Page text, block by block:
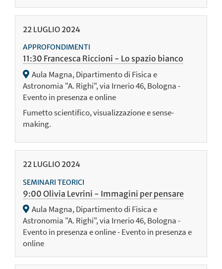
22 LUGLIO 2024
APPROFONDIMENTI
11:30 Francesca Riccioni - Lo spazio bianco
Aula Magna, Dipartimento di Fisica e
Astronomia "A. Righi", via Irnerio 46, Bologna -
Evento in presenza e online
Fumetto scientifico, visualizzazione e sense-
making.
22 LUGLIO 2024
SEMINARI TEORICI
9:00 Olivia Levrini - Immagini per pensare
Aula Magna, Dipartimento di Fisica e
Astronomia "A. Righi", via Irnerio 46, Bologna -
Evento in presenza e online - Evento in presenza e
online